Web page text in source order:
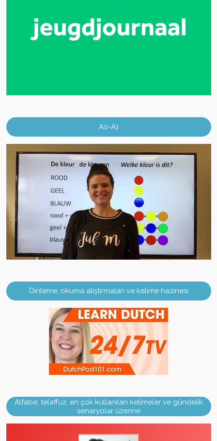
A0-A1
Dinleme, okuma alıştırmaları ve kelime hazinesi
Alfabe, telaffuz, en çok kullanılan kelimeler ve gündelik
senaryolar üzerine